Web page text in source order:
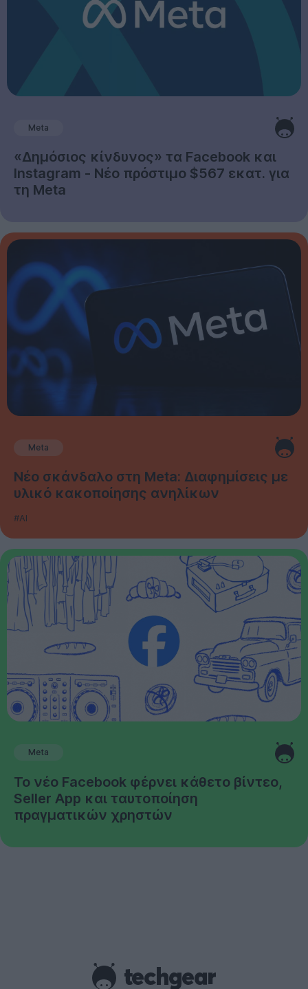
Meta
«Δημόσιος κίνδυνος» τα Facebook και
Instagram - Νέο πρόστιμο $567 εκατ. για
τη Meta
Meta
Νέο σκάνδαλο στη Meta: Διαφημίσεις με
υλικό κακοποίησης ανηλίκων
#AI
Meta
Το νέο Facebook φέρνει κάθετο βίντεο,
Seller App και ταυτοποίηση
πραγματικών χρηστών